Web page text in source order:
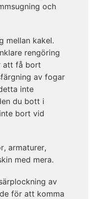
och
mellan kakel.
rengöring
att få bort
av fogar
inte
du bott i
bort vid
armaturer,
med mera.
av
för att komma